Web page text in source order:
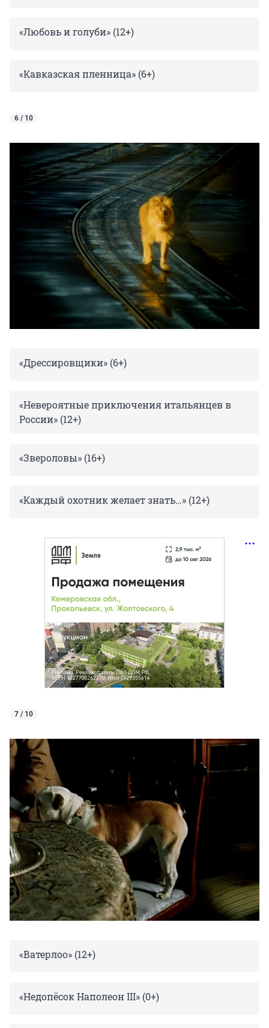
«Любовь и голуби» (12+)
«Кавказская пленница» (6+)
6 / 10
«Дрессировщики» (6+)
«Невероятные приключения итальянцев в
России» (12+)
«Звероловы» (16+)
«Каждый охотник желает знать…» (12+)
7 / 10
«Ватерлоо» (12+)
«Недопёсок Наполеон III» (0+)